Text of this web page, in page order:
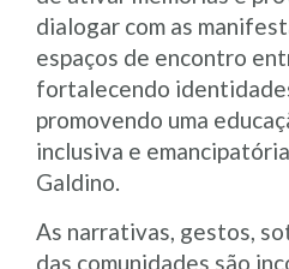
dialogar com as
espaços de encontro
fortalecendo
promovendo uma
inclusiva e
Galdino.
As narrativas, gestos,
das comunidades são